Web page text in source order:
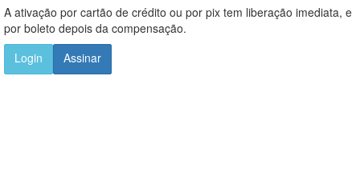
A ativação por cartão de crédito ou por pix tem liberação imediata, e
por boleto depois da compensação.
Login
Assinar